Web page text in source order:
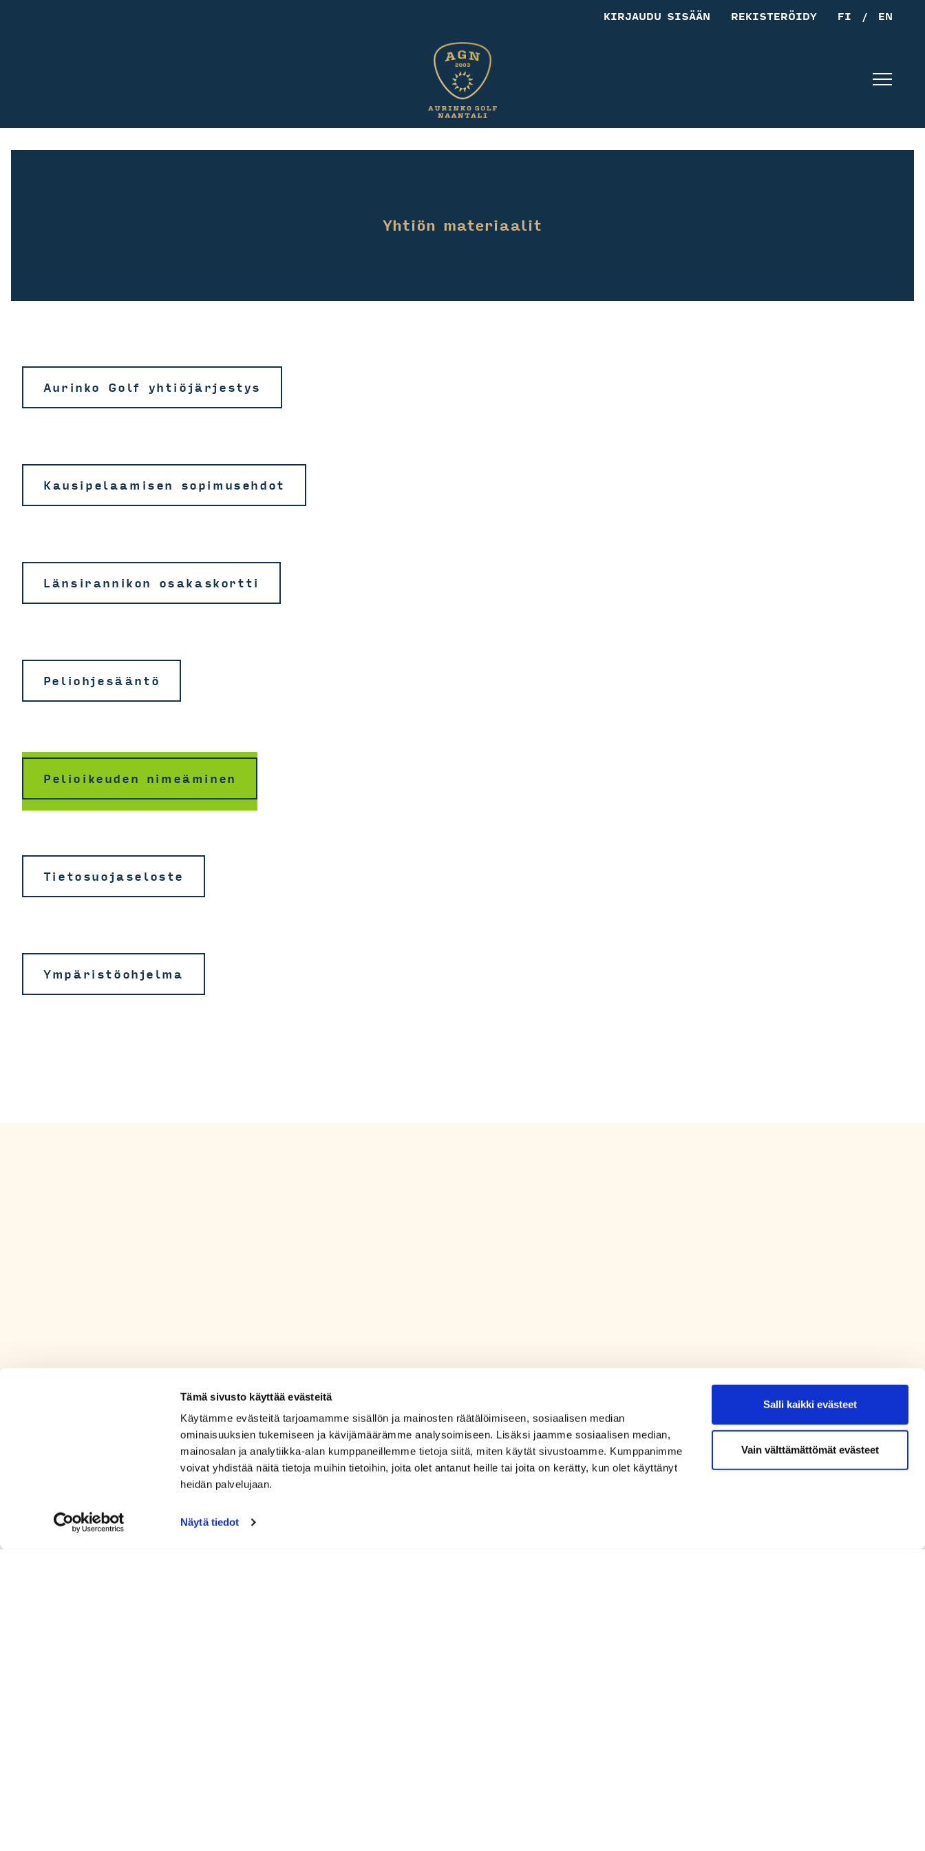
Tämä sivusto käyttää evästeitä
Käytämme evästeitä tarjoamamme sisällön ja mainosten räätälöimiseen, sosiaalisen median
ominaisuuksien tukemiseen ja kävijämäärämme analysoimiseen. Lisäksi jaamme sosiaalisen median,
mainosalan ja analytiikka-alan kumppaneillemme tietoja siitä, miten käytät sivustoamme. Kumppanimme
voivat yhdistää näitä tietoja muihin tietoihin, joita olet antanut heille tai joita on kerätty, kun olet käyttänyt
heidän palvelujaan.
Näytä tiedot
Salli kaikki evästeet
Vain välttämättömät evästeet
KIRJAUDU SISÄÄN REKISTERÖIDY FI / EN
Yhtiön materiaalit
Aurinko Golf yhtiöjärjestys
Kausipelaamisen sopimusehdot
Länsirannikon osakaskortti
Peliohjesääntö
Pelioikeuden nimeäminen
Tietosuojaseloste
Ympäristöohjelma